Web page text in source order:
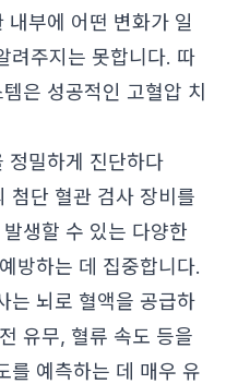
내부에 어떤 변화가 일
려주지는 못합니다. 따
은 성공적인 고혈압 치
정밀하게 진단하다
첨단 혈관 검사 장비를
생할 수 있는 다양한
방하는 데 집중합니다.
는 뇌로 혈액을 공급하
유무, 혈류 속도 등을
를 예측하는 데 매우 유